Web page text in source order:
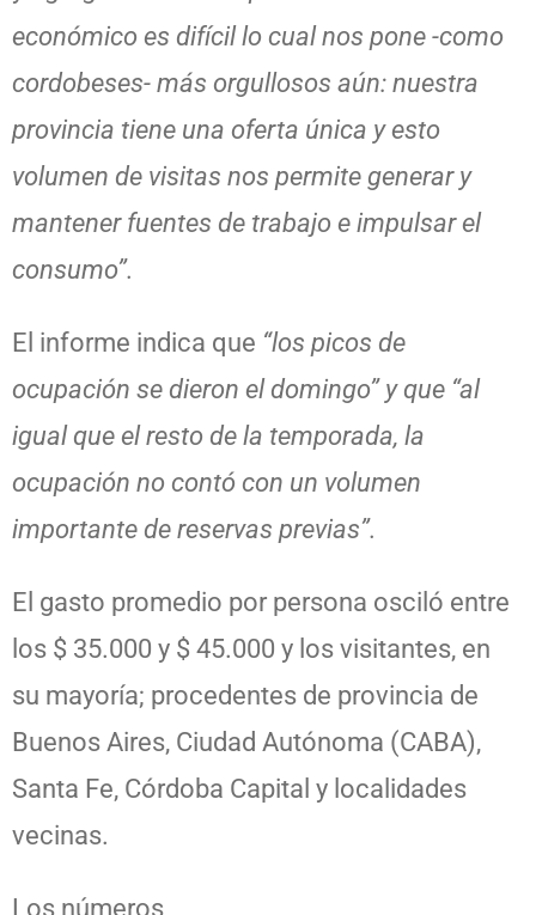
económico es difícil lo cual nos pone -como
cordobeses- más orgullosos aún: nuestra
provincia tiene una oferta única y esto
volumen de visitas nos permite generar y
mantener fuentes de trabajo e impulsar el
consumo”.
El informe indica que “los picos de
ocupación se dieron el domingo” y que “al
igual que el resto de la temporada, la
ocupación no contó con un volumen
importante de reservas previas”.
El gasto promedio por persona osciló entre
los $ 35.000 y $ 45.000 y los visitantes, en
su mayoría; procedentes de provincia de
Buenos Aires, Ciudad Autónoma (CABA),
Santa Fe, Córdoba Capital y localidades
vecinas.
Los números